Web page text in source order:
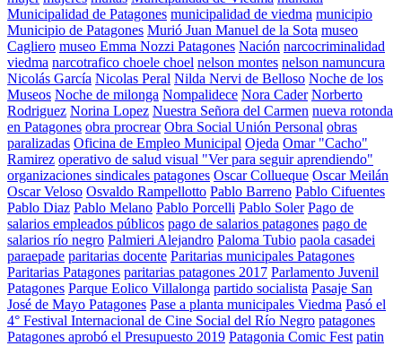
Municipalidad de Patagones municipalidad de viedma municipio
Municipio de Patagones Murió Juan Manuel de la Sota museo
Cagliero museo Emma Nozzi Patagones Nación narcocriminalidad
viedma narcotrafico choele choel nelson montes nelson namuncura
Nicolás García Nicolas Peral Nilda Nervi de Belloso Noche de los
Museos Noche de milonga Nompalidece Nora Cader Norberto
Rodriguez Norina Lopez Nuestra Señora del Carmen nueva rotonda
en Patagones obra procrear Obra Social Unión Personal obras
paralizadas Oficina de Empleo Municipal Ojeda Omar "Cacho"
Ramirez operativo de salud visual "Ver para seguir aprendiendo"
organizaciones sindicales patagones Oscar Collueque Oscar Meilán
Oscar Veloso Osvaldo Rampellotto Pablo Barreno Pablo Cifuentes
Pablo Diaz Pablo Melano Pablo Porcelli Pablo Soler Pago de
salarios empleados públicos pago de salarios patagones pago de
salarios río negro Palmieri Alejandro Paloma Tubio paola casadei
paraepade paritarias docente Paritarias municipales Patagones
Paritarias Patagones paritarias patagones 2017 Parlamento Juvenil
Patagones Parque Eolico Villalonga partido socialista Pasaje San
José de Mayo Patagones Pase a planta municipales Viedma Pasó el
4° Festival Internacional de Cine Social del Río Negro patagones
Patagones aprobó el Presupuesto 2019 Patagonia Comic Fest patin